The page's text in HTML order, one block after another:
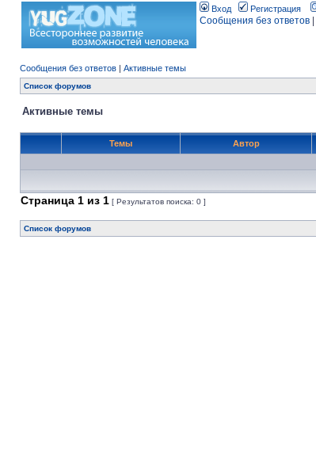
Вход Регистрация
Сообщения без ответов
Сообщения без ответов | Активные темы
Список форумов
Активные темы
Темы Автор
Страница 1 из 1 [ Результатов поиска: 0 ]
Список форумов